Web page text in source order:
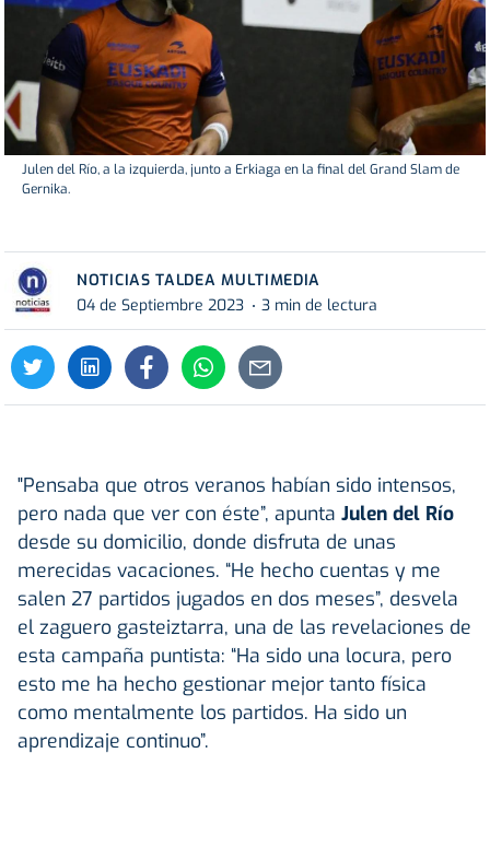
Julen del Río, a la izquierda, junto a Erkiaga en la final del Grand Slam de
Gernika.
NOTICIAS TALDEA MULTIMEDIA
04 de Septiembre 2023
3 min de lectura
"Pensaba que otros veranos habían sido intensos,
pero nada que ver con éste”, apunta Julen del Río
desde su domicilio, donde disfruta de unas
merecidas vacaciones. “He hecho cuentas y me
salen 27 partidos jugados en dos meses”, desvela
el zaguero gasteiztarra, una de las revelaciones de
esta campaña puntista: “Ha sido una locura, pero
esto me ha hecho gestionar mejor tanto física
como mentalmente los partidos. Ha sido un
aprendizaje continuo”.